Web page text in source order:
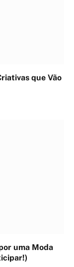
que Vão
uma Moda